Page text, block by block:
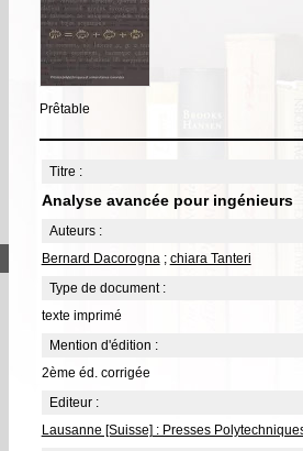
Prêtable
Titre :
Analyse avancée pour ingénieurs
Auteurs :
Bernard Dacorogna; chiara Tanteri
Type de document :
texte imprimé
Mention d'édition :
2ème éd. corrigée
Editeur :
Lausanne [Suisse] : Presses